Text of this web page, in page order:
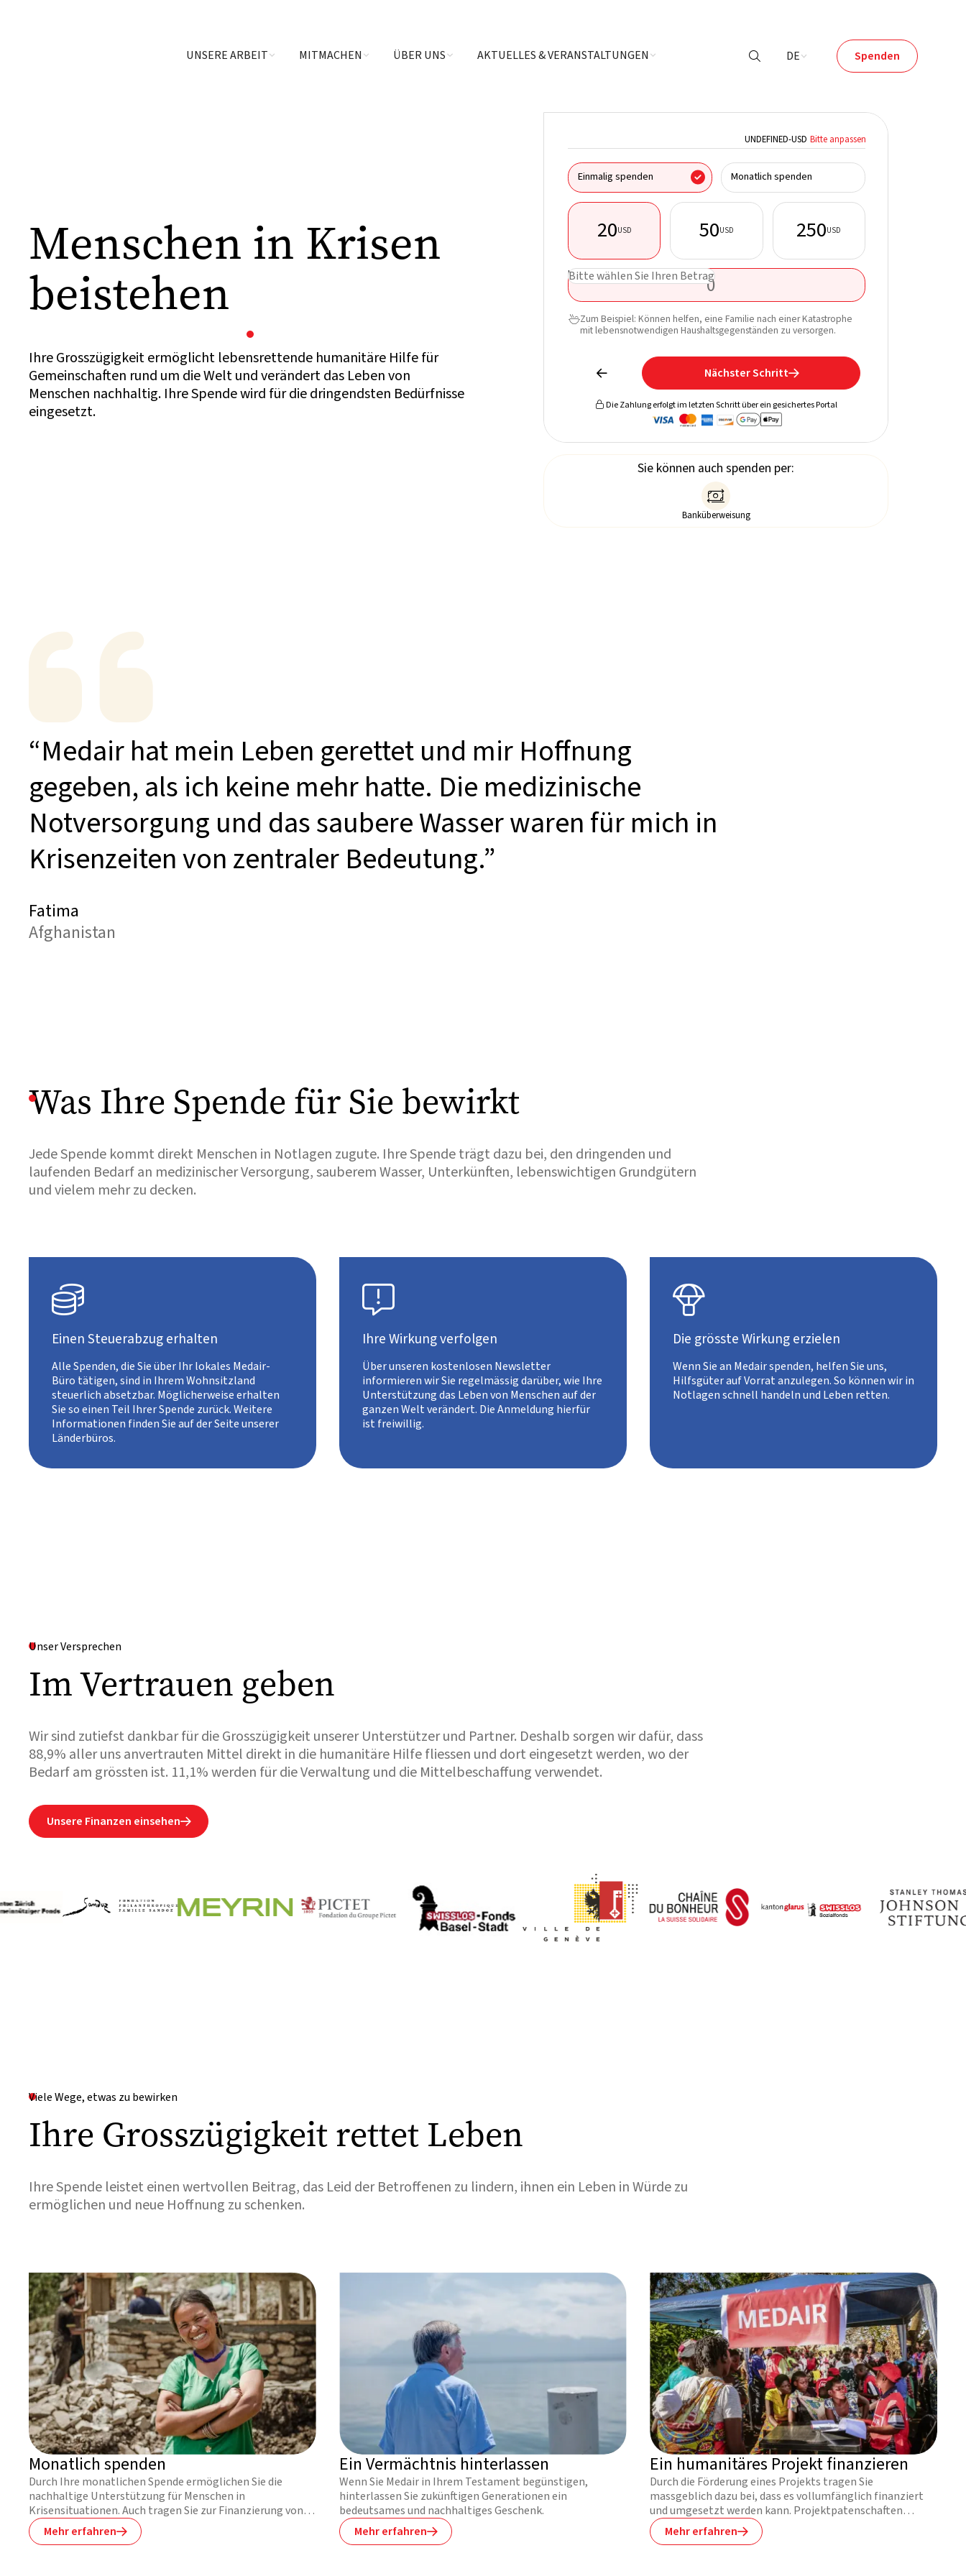
UNSERE ARBEIT MITMACHEN ÜBER UNS AKTUELLES & VERANSTALTUNGEN  DE Spenden
Menschen in Krisen
beistehen
Ihre Grosszügigkeit ermöglicht lebensrettende humanitäre Hilfe für
Gemeinschaften rund um die Welt und verändert das Leben von
Menschen nachhaltig. Ihre Spende wird für die dringendsten Bedürfnisse
eingesetzt.
UNDEFINED-USD Bitte anpassen
Einmalig spenden Monatlich spenden
20USD 50USD 250USD
Bitte wählen Sie Ihren Betrag
USD
Zum Beispiel: Können helfen, eine Familie nach einer Katastrophe
mit lebensnotwendigen Haushaltsgegenständen zu versorgen.
 Nächster Schritt
 Die Zahlung erfolgt im letzten Schritt über ein gesichertes Portal
Sie können auch spenden per:

Banküberweisung
“Medair hat mein Leben gerettet und mir Hoffnung
gegeben, als ich keine mehr hatte. Die medizinische
Notversorgung und das saubere Wasser waren für mich in
Krisenzeiten von zentraler Bedeutung.”
Fatima
Afghanistan
Was Ihre Spende für Sie bewirkt
Jede Spende kommt direkt Menschen in Notlagen zugute. Ihre Spende trägt dazu bei, den dringenden und
laufenden Bedarf an medizinischer Versorgung, sauberem Wasser, Unterkünften, lebenswichtigen Grundgütern
und vielem mehr zu decken.

Einen Steuerabzug erhalten
Alle Spenden, die Sie über Ihr lokales Medair-
Büro tätigen, sind in Ihrem Wohnsitzland
steuerlich absetzbar. Möglicherweise erhalten
Sie so einen Teil Ihrer Spende zurück. Weitere
Informationen finden Sie auf der Seite unserer
Länderbüros.

Ihre Wirkung verfolgen
Über unseren kostenlosen Newsletter
informieren wir Sie regelmässig darüber, wie Ihre
Unterstützung das Leben von Menschen auf der
ganzen Welt verändert. Die Anmeldung hierfür
ist freiwillig.

Die grösste Wirkung erzielen
Wenn Sie an Medair spenden, helfen Sie uns,
Hilfsgüter auf Vorrat anzulegen. So können wir in
Notlagen schnell handeln und Leben retten.
Unser Versprechen
Im Vertrauen geben
Wir sind zutiefst dankbar für die Grosszügigkeit unserer Unterstützer und Partner. Deshalb sorgen wir dafür, dass
88,9% aller uns anvertrauten Mittel direkt in die humanitäre Hilfe fliessen und dort eingesetzt werden, wo der
Bedarf am grössten ist. 11,1% werden für die Verwaltung und die Mittelbeschaffung verwendet.
Unsere Finanzen einsehen
Viele Wege, etwas zu bewirken
Ihre Grosszügigkeit rettet Leben
Ihre Spende leistet einen wertvollen Beitrag, das Leid der Betroffenen zu lindern, ihnen ein Leben in Würde zu
ermöglichen und neue Hoffnung zu schenken.
Monatlich spenden
Durch Ihre monatlichen Spende ermöglichen Sie die
nachhaltige Unterstützung für Menschen in
Krisensituationen. Auch tragen Sie zur Finanzierung von
Nothilfeeinsätzen bei, damit wir schnell handeln können,
um Leben zu retten.
Mehr erfahren
Ein Vermächtnis hinterlassen
Wenn Sie Medair in Ihrem Testament begünstigen,
hinterlassen Sie zukünftigen Generationen ein
bedeutsames und nachhaltiges Geschenk.
Mehr erfahren
Ein humanitäres Projekt finanzieren
Durch die Förderung eines Projekts tragen Sie
massgeblich dazu bei, dass es vollumfänglich finanziert
und umgesetzt werden kann. Projektpatenschaften
beginnen bei 2500.- und bieten eine gute Möglichkeit,
einen grossen Unterschied zu bewirken.
Mehr erfahren